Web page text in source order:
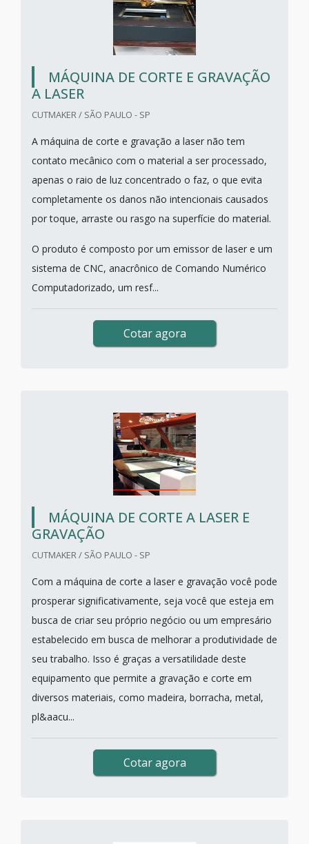
MÁQUINA DE CORTE E GRAVAÇÃO
A LASER
CUTMAKER / SÃO PAULO - SP
A máquina de corte e gravação a laser não tem
contato mecânico com o material a ser processado,
apenas o raio de luz concentrado o faz, o que evita
completamente os danos não intencionais causados
por toque, arraste ou rasgo na superfície do material.
O produto é composto por um emissor de laser e um
sistema de CNC, anacrônico de Comando Numérico
Computadorizado, um resf...
Cotar agora
MÁQUINA DE CORTE A LASER E
GRAVAÇÃO
CUTMAKER / SÃO PAULO - SP
Com a máquina de corte a laser e gravação você pode
prosperar significativamente, seja você que esteja em
busca de criar seu próprio negócio ou um empresário
estabelecido em busca de melhorar a produtividade de
seu trabalho. Isso é graças a versatilidade deste
equipamento que permite a gravação e corte em
diversos materiais, como madeira, borracha, metal,
pl&aacu...
Cotar agora